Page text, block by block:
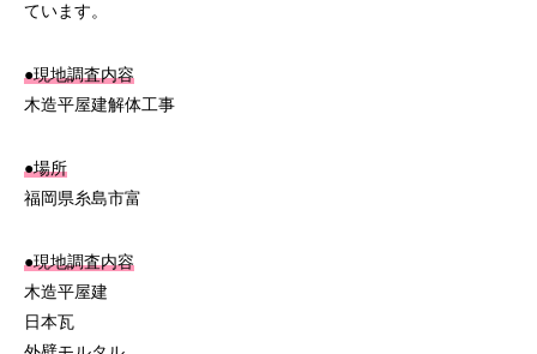
ています。
●現地調査内容
木造平屋建解体工事
●場所
福岡県糸島市富
●現地調査内容
木造平屋建
日本瓦